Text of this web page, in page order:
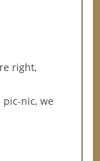
right,
nic, we